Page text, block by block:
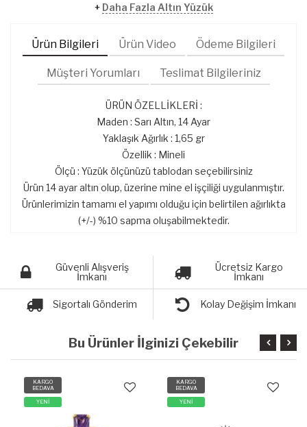
+ Daha Fazla Altın Yüzük
Ürün Bilgileri Ürün Video Ödeme Bilgileri
Müşteri Yorumları Teslimat Bilgileriniz
ÜRÜN ÖZELLİKLERİ :
Maden : Sarı Altın, 14 Ayar
Yaklaşık Ağırlık : 1,65 gr
Özellik : Mineli
Ölçü : Yüzük ölçünüzü tablodan seçebilirsiniz
Ürün 14 ayar altın olup, üzerine mine el işçiliği uygulanmıştır.
Ürünlerimizin tamamı el yapımı olduğu için belirtilen ağırlıkta
(+/-) %10 sapma oluşabilmektedir.
Güvenli Alışveriş
İmkanı
Ücretsiz Kargo
İmkanı
Sigortalı Gönderim Kolay Değişim İmkanı
Bu Ürünler İlginizi Çekebilir
KARGO
BEDAVA
YENİ
KARGO
BEDAVA
YENİ